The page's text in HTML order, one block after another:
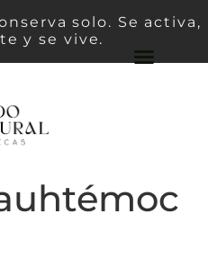
solo. Se activa,
y se vive.